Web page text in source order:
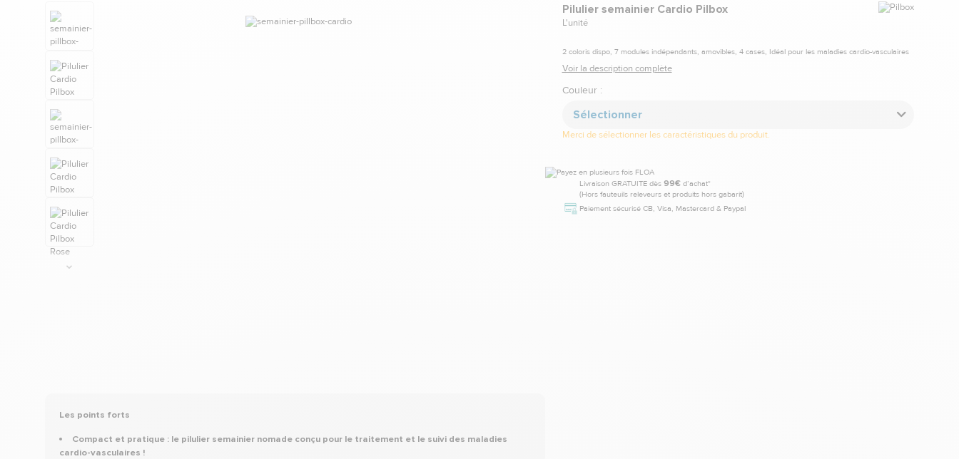
Les points forts
Compact et pratique : le pilulier semainier nomade conçu pour le traitement et le suivi des maladies
cardio-vasculaires !
Pilulier semainier Cardio Pilbox
L'unité
Marque
2 coloris dispo, 7 modules indépendants, amovibles, 4 cases, Idéal pour les maladies cardio-vasculaires
Voir la description complète
Couleur :
Sélectionner
Merci de sélectionner les caractéristiques du produit.
Livraison GRATUITE dès99€ d’achat*
(Hors fauteuils releveurs et produits hors gabarit)
Paiement sécurisé CB, Visa, Mastercard & Paypal